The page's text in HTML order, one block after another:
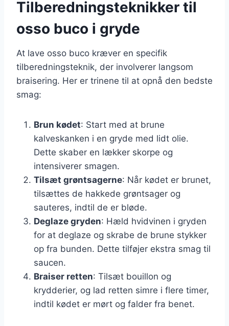
Tilberedningsteknikker til
osso buco i gryde
At lave osso buco kræver en specifik
tilberedningsteknik, der involverer langsom
braisering. Her er trinene til at opnå den bedste
smag:
Brun kødet: Start med at brune
kalveskanken i en gryde med lidt olie.
Dette skaber en lækker skorpe og
intensiverer smagen.
Tilsæt grøntsagerne: Når kødet er brunet,
tilsættes de hakkede grøntsager og
sauteres, indtil de er bløde.
Deglaze gryden: Hæld hvidvinen i gryden
for at deglaze og skrabe de brune stykker
op fra bunden. Dette tilføjer ekstra smag til
saucen.
Braiser retten: Tilsæt bouillon og
krydderier, og lad retten simre i flere timer,
indtil kødet er mørt og falder fra benet.